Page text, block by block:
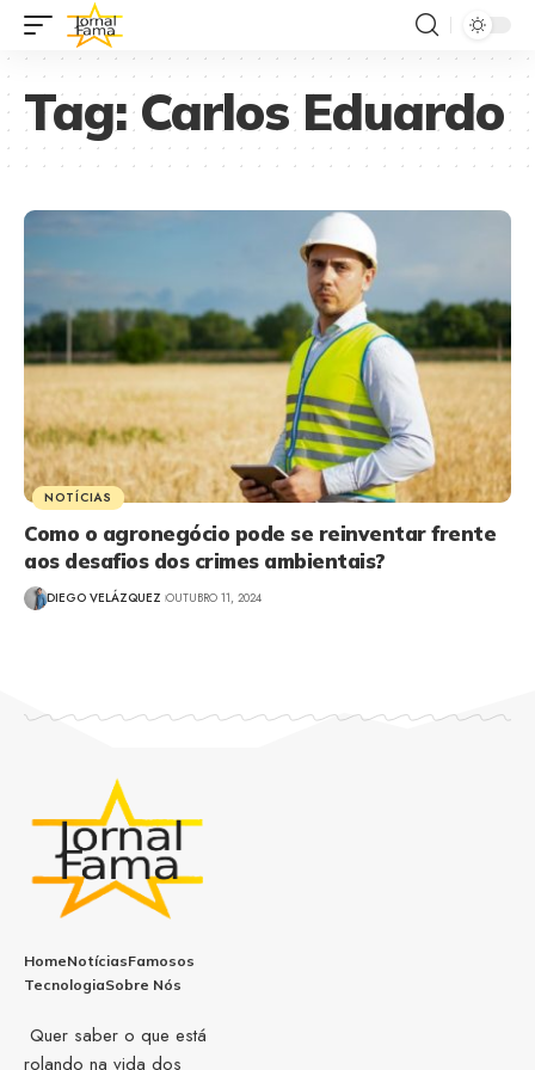
Tag:Carlos Eduardo
NOTÍCIAS
Como o agronegócio pode se reinventar frente
aos desafios dos crimes ambientais?
DIEGO VELÁZQUEZ OUTUBRO 11, 2024
HomeNotíciasFamosos
TecnologiaSobre Nós
Quer saber o que está
rolando na vida dos